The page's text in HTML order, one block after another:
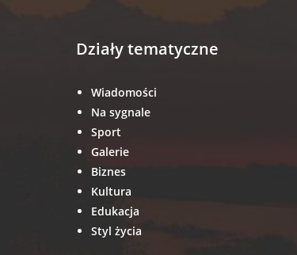
Działy tematyczne
Wiadomości
Na sygnale
Sport
Galerie
Biznes
Kultura
Edukacja
Styl życia